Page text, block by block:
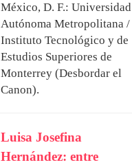
México, D. F.: Universidad
Autónoma Metropolitana /
Instituto Tecnológico y de
Estudios Superiores de
Monterrey (Desbordar el
Canon).
Luisa Josefina
Hernández: entre